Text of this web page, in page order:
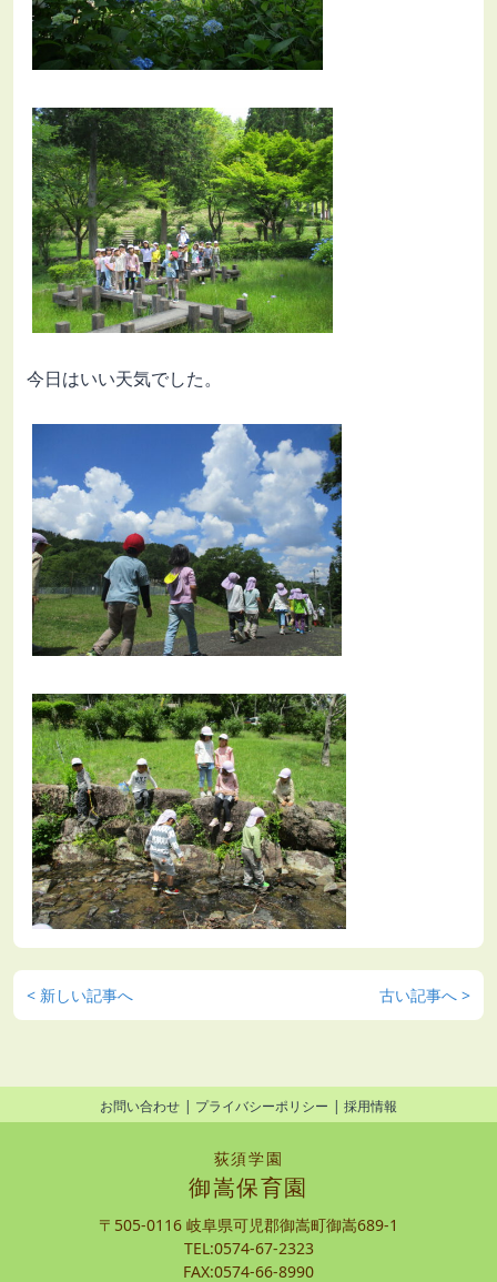
今日はいい天気でした。
< 新しい記事へ 古い記事へ >
お問い合わせ プライバシーポリシー 採用情報
荻須学園
御嵩保育園
〒505-0116 岐阜県可児郡御嵩町御嵩689-1
TEL:0574-67-2323
FAX:0574-66-8990